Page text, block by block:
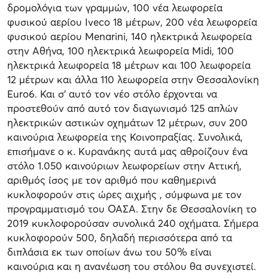
δρομολόγια των γραμμών, 100 νέα λεωφορεία
φυσικού αερίου Iveco 18 μέτρων, 200 νέα λεωφορεία
φυσικού αερίου Μenarini, 140 ηλεκτρικά λεωφορεία
στην Αθήνα, 100 ηλεκτρικά λεωφορεία Midi, 100
ηλεκτρικά λεωφορεία 18 μέτρων και 100 λεωφορεία
12 μέτρων και άλλα 110 λεωφορεία στην Θεσσαλονίκη
Euro6. Και σ' αυτό τον νέο στόλο έρχονται να
προστεθούν από αυτό τον διαγωνισμό 125 απλών
ηλεκτρικών αστικών οχημάτων 12 μέτρων, συν 200
καινούρια λεωφορεία της Κοινοπραξίας. Συνολικά,
επισήμανε ο κ. Κυρανάκης αυτά μας αθροίζουν ένα
στόλο 1.050 καινούριων λεωφορείων στην Αττική,
αριθμός ίσος με τον αριθμό που καθημερινά
κυκλοφορούν στις ώρες αιχμής , σύμφωνα με τον
προγραμματισμό του ΟΑΣΑ. Στην δε Θεσσαλονίκη το
2019 κυκλοφορούσαν συνολικά 240 οχήματα. Σήμερα
κυκλοφορούν 500, δηλαδή περισσότερα από τα
διπλάσια εκ των οποίων άνω του 50% είναι
καινούρια και η ανανέωση του στόλου θα συνεχιστεί.